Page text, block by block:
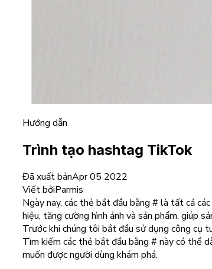
Hướng dẫn
Trình tạo hashtag TikTok
Đã xuất bảnApr 05 2022
Viết bởiParmis
Ngày nay, các thẻ bắt đầu bằng # là tất cả
hiệu, tăng cường hình ảnh và sản phẩm, giúp
Trước khi chúng tôi bắt đầu sử dụng công cụ
Tìm kiếm các thẻ bắt đầu bằng # này có thể
muốn được người dùng khám phá.